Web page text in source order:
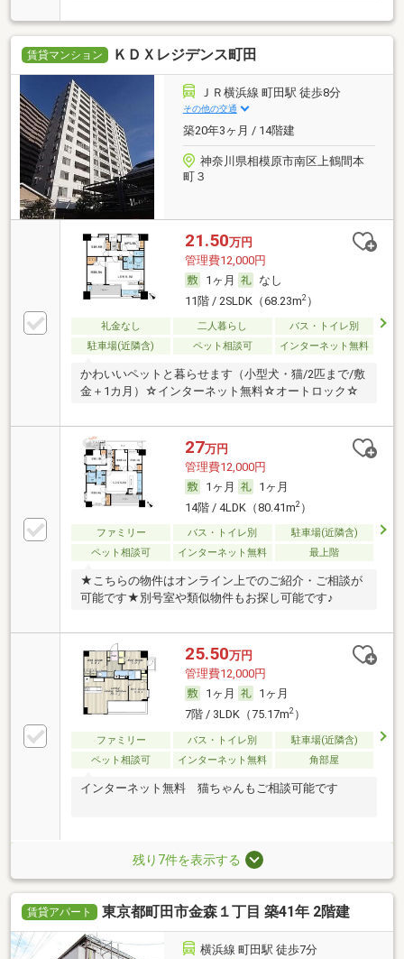
賃貸マンション ＫＤＸレジデンス町田
ＪＲ横浜線 町田駅 徒歩8分
その他の交通
築20年3ヶ月 / 14階建
神奈川県相模原市南区上鶴間本
町３
21.50万円
管理費12,000円
1ヶ月
なし
11階 / 2SLDK（68.23m2）
礼金なし 二人暮らし
バス・トイレ別
駐車場(近隣含)
ペット相談可 インターネット無料
かわいいペットと暮らせます（小型犬・猫/2匹まで/敷
金＋1カ月）☆インターネット無料☆オートロック☆
27万円
管理費12,000円
1ヶ月
1ヶ月
14階 / 4LDK（80.41m2）
ファミリー バス・トイレ別
駐車場(近隣含)
ペット相談可
インターネット無料 最上階
★こちらの物件はオンライン上でのご紹介・ご相談が
可能です★別号室や類似物件もお探し可能です♪
25.50万円
管理費12,000円
1ヶ月
1ヶ月
7階 / 3LDK（75.17m2）
ファミリー バス・トイレ別
駐車場(近隣含)
ペット相談可
インターネット無料 角部屋
インターネット無料 猫ちゃんもご相談可能です
残り7件を表示する
賃貸アパート 東京都町田市金森１丁目 築41年 2階建
横浜線 町田駅 徒歩7分